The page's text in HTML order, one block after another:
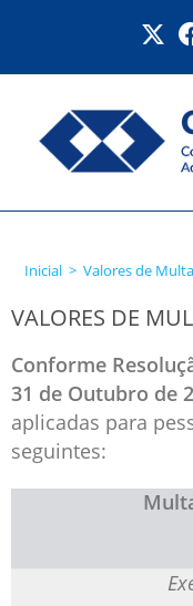
Inicial > Valores de
VALORES DE
Conforme
31 de Outubro de
aplicadas para
seguintes: